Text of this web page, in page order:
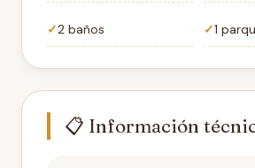
2 baños 1
📋 Información